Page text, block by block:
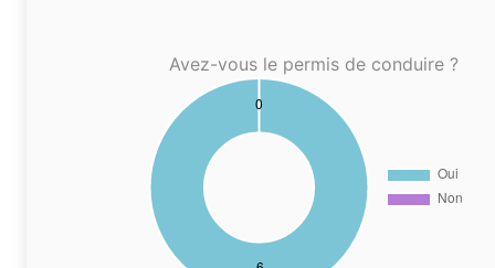
Avez-vous le permis de conduire ?